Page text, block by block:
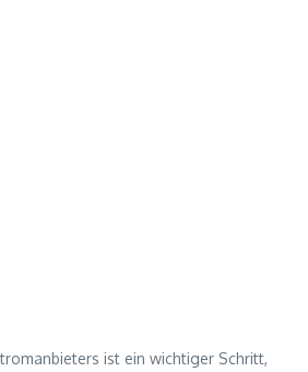
ist ein wichtiger Schritt,